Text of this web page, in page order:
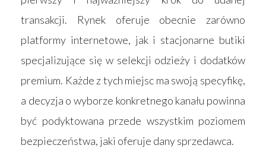
transakcji. Rynek oferuje obecnie zarówno
platformy internetowe, jak i stacjonarne butiki
specjalizujące się w selekcji odzieży i dodatków
premium. Każde z tych miejsc ma swoją specyfikę,
a decyzja o wyborze konkretnego kanału powinna
być podyktowana przede wszystkim poziomem
bezpieczeństwa, jaki oferuje dany sprzedawca.